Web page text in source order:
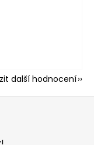
5 hvězdiček.
další hodnocení